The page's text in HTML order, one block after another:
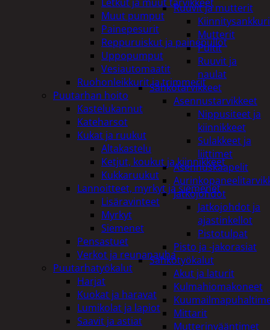
Ruuvit ja mutterit
Mutterit
Pultit
Ruuvit ja
naulat
Sähkötarvikkeet
Asennustarvikkeet
Nippusiteet ja
kiinnikkeet
Sulakkeet ja
liittimet
Asennuskaapelit
Jatkojohdot
Jatkojohdot ja
ajastinkellot
Pistotulpat
Pisto ja -jakorasiat
Sähkötyökalut
Akut ja laturit
Kulmahiomakoneet
Mittarit
Mutterinvääntimet
Muut pumput
Painepesurit
Reppuruiskut ja painepullot
Uppopumput
Vesiautomaatit
Ruohonleikkurit ja trimmerit
Puutarhan hoito
Kastelukannut
Kateharsot
Kukat ja ruukut
Altakastelu
Ketjut, koukut ja kiinnikkeet
Kukkaruukut
Lannoitteet, myrkyt ja siemenet
Lisäravinteet
Myrkyt
Siemenet
Pensastuet
Verkot ja reunanauha
Puutarhatyökalut
Harjat
Kuokat ja haravat
Lumikolat ja lapiot
Saavit ja astiat